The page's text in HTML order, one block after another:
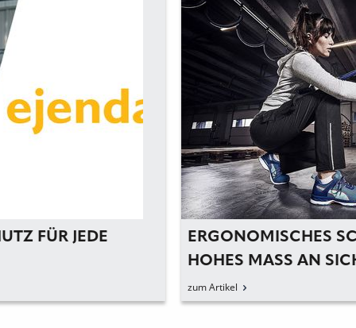
ERGONOMISCHES SCHUHWERK FÜR EIN
HOHES MASS AN SICHERHEIT